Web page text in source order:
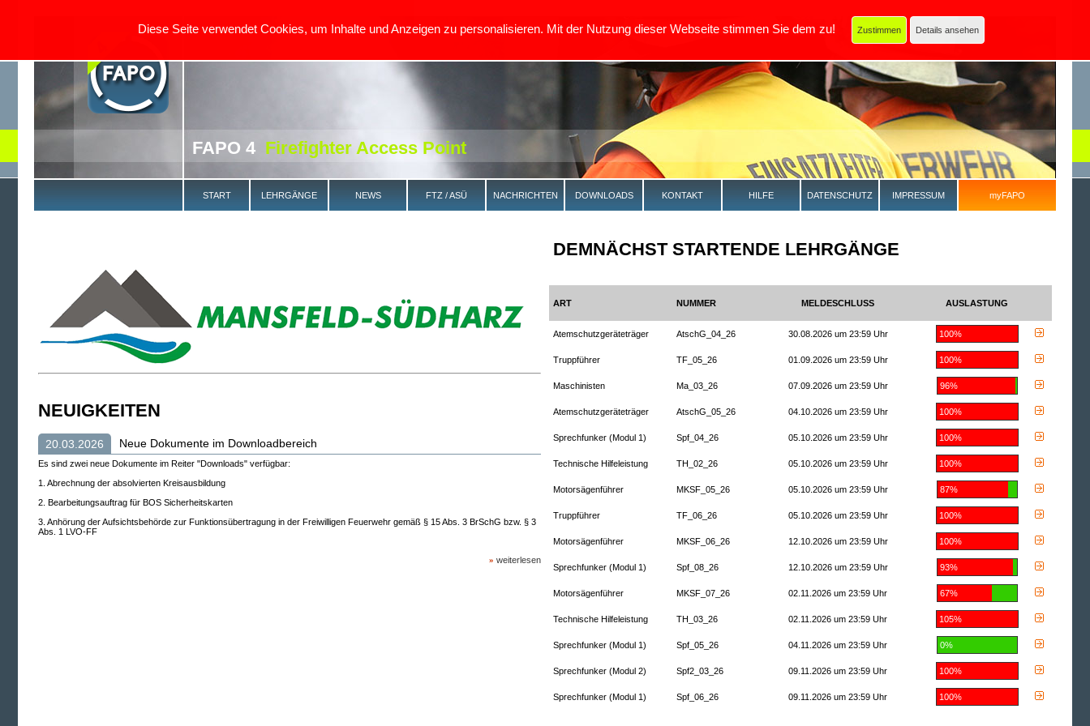
FAPO 4 Firefighter Access Point
START LEHRGÄNGE NEWS FTZ / ASÜ NACHRICHTEN DOWNLOADS KONTAKT HILFE DATENSCHUTZ IMPRESSUM myFAPO
NEUIGKEITEN
20.03.2026 Neue Dokumente im Downloadbereich
Es sind zwei neue Dokumente im Reiter "Downloads" verfügbar:
1. Abrechnung der absolvierten Kreisausbildung
2. Bearbeitungsauftrag für BOS Sicherheitskarten
3. Anhörung der Aufsichtsbehörde zur Funktionsübertragung in der Freiwilligen Feuerwehr gemäß § 15 Abs. 3 BrSchG bzw. § 3
Abs. 1 LVO-FF
» weiterlesen
DEMNÄCHST STARTENDE LEHRGÄNGE
ART NUMMER MELDESCHLUSS AUSLASTUNG
Atemschutzgeräteträger AtschG_04_26 30.08.2026 um 23:59 Uhr 100%
Truppführer TF_05_26 01.09.2026 um 23:59 Uhr 100%
Maschinisten Ma_03_26 07.09.2026 um 23:59 Uhr 96%
Atemschutzgeräteträger AtschG_05_26 04.10.2026 um 23:59 Uhr 100%
Sprechfunker (Modul 1) Spf_04_26 05.10.2026 um 23:59 Uhr 100%
Technische Hilfeleistung TH_02_26 05.10.2026 um 23:59 Uhr 100%
Motorsägenführer MKSF_05_26 05.10.2026 um 23:59 Uhr 87%
Truppführer TF_06_26 05.10.2026 um 23:59 Uhr 100%
Motorsägenführer MKSF_06_26 12.10.2026 um 23:59 Uhr 100%
Sprechfunker (Modul 1) Spf_08_26 12.10.2026 um 23:59 Uhr 93%
Motorsägenführer MKSF_07_26 02.11.2026 um 23:59 Uhr 67%
Technische Hilfeleistung TH_03_26 02.11.2026 um 23:59 Uhr 105%
Sprechfunker (Modul 1) Spf_05_26 04.11.2026 um 23:59 Uhr 0%
Sprechfunker (Modul 2) Spf2_03_26 09.11.2026 um 23:59 Uhr 100%
Sprechfunker (Modul 1) Spf_06_26 09.11.2026 um 23:59 Uhr 100%
Diese Seite verwendet Cookies, um Inhalte und Anzeigen zu personalisieren. Mit der Nutzung dieser Webseite stimmen Sie dem zu! Zustimmen Details ansehen